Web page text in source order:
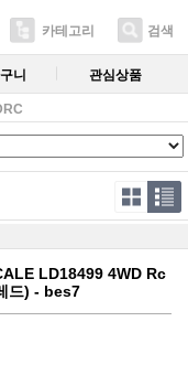
카테고리 검색
니 관심상품
LD18499 4WD Rc
드) - bes7